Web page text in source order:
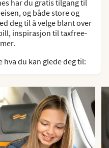
har du gratis tilgang til
og både store og
deg til å velge blant over
inspirasjon til taxfree-
du kan glede deg til: